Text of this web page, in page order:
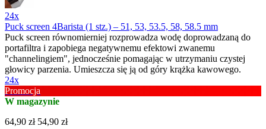
24x
Puck screen 4Barista (1 stz.) – 51, 53, 53.5, 58, 58.5 mm
Puck screen równomierniej rozprowadza wodę doprowadzaną do
portafiltra i zapobiega negatywnemu efektowi zwanemu
"channelingiem", jednocześnie pomagając w utrzymaniu czystej
głowicy parzenia. Umieszcza się ją od góry krążka kawowego.
24x
Promocja
W magazynie
64,90 zł 54,90 zł